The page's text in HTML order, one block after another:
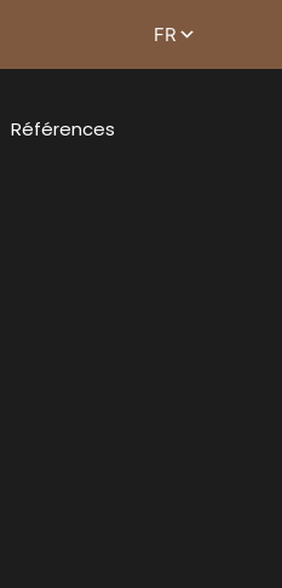
Références